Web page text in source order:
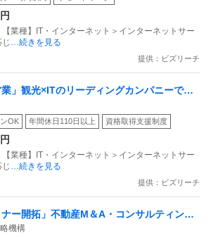
【業種】IT・インターネット＞インターネットサー
…続きを見る
提供：ビズリーチ
」観光×ITのリーディングカンパニーで販
セールス／代理店と成果を生み出すコア
800万円・転勤なし
OK 年間休日110日以上 資格取得支援制度
【業種】IT・インターネット＞インターネットサー
…続きを見る
提供：ビズリーチ
ー開拓」不動産M＆A・コンサルティング
アップ！キープレイヤーとの強固なアラ
機構